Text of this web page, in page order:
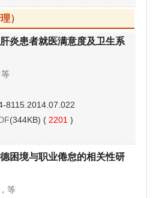
）
炎患者就医满意度及卫生系
8115.2014.07.022
(344KB) ( 2201 )
困境与职业倦怠的相关性研
等